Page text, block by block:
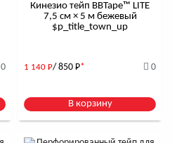
0
Кинезио тейп BBTape™ LITE
7,5 см × 5 м бежевый
$р_title_town_up
1 140 Р/ 850 Р* 0
В корзину